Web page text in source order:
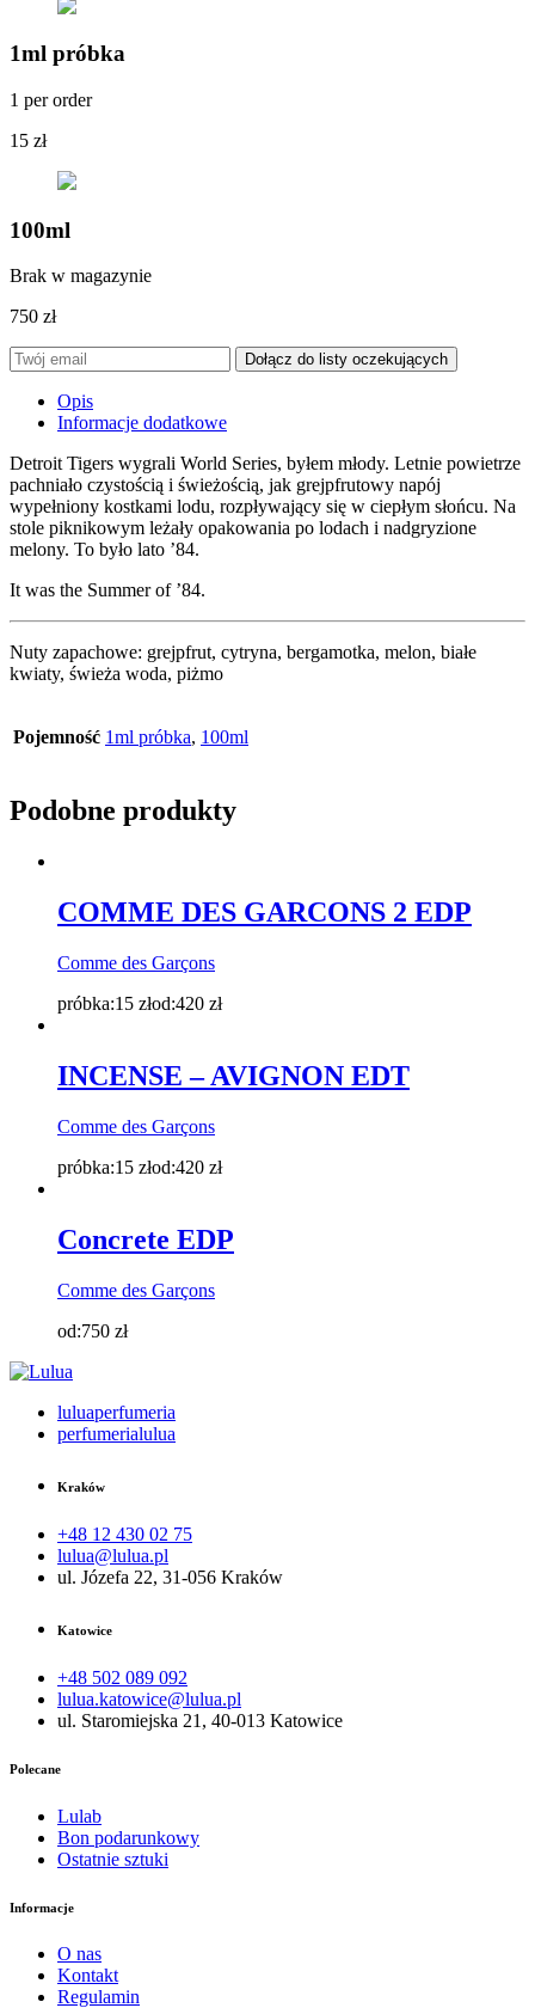
1ml próbka
1 per order
15 zł
100ml
Brak w magazynie
750 zł
Opis
Informacje dodatkowe
Detroit Tigers wygrali World Series, byłem młody. Letnie powietrze
pachniało czystością i świeżością, jak grejpfrutowy napój
wypełniony kostkami lodu, rozpływający się w ciepłym słońcu. Na
stole piknikowym leżały opakowania po lodach i nadgryzione
melony. To było lato ’84.
It was the Summer of ’84.
Nuty zapachowe: grejpfrut, cytryna, bergamotka, melon, białe
kwiaty, świeża woda, piżmo
Pojemność 1ml próbka, 100ml
Podobne produkty
COMME DES GARCONS 2 EDP
Comme des Garçons
próbka:15 złod:420 zł
INCENSE – AVIGNON EDT
Comme des Garçons
próbka:15 złod:420 zł
Concrete EDP
Comme des Garçons
od:750 zł
luluaperfumeria
perfumerialulua
Kraków
+48 12 430 02 75
lulua@lulua.pl
ul. Józefa 22, 31-056 Kraków
Katowice
+48 502 089 092
lulua.katowice@lulua.pl
ul. Staromiejska 21, 40-013 Katowice
Polecane
Lulab
Bon podarunkowy
Ostatnie sztuki
Informacje
O nas
Kontakt
Regulamin